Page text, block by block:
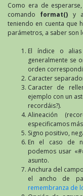
Como era de
comando format() y
teniendo en cuenta que
parámetros, a saber son
El índice o
generalmente se
orden
Caracter
Caracter de
ejemplo con un
recordáis?).
Alineación
especificamos
Signo positivo,
En el caso de
podemos usar
asunto.
Anchura del
el ancho de
remembranza de